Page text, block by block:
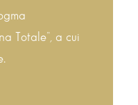
Totale”, a cui